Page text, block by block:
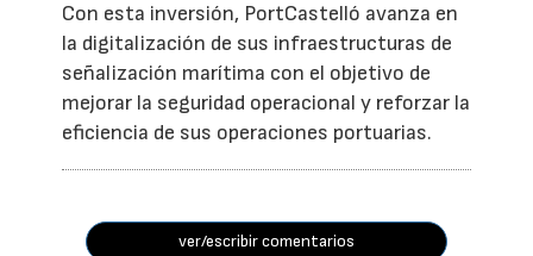
Con esta inversión, PortCastelló avanza en
la digitalización de sus infraestructuras de
señalización marítima con el objetivo de
mejorar la seguridad operacional y reforzar la
eficiencia de sus operaciones portuarias.
ver/escribir comentarios